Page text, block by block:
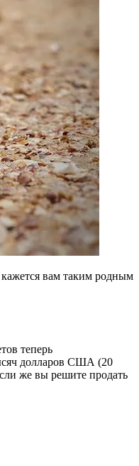
вам таким родным
теперь
долларов США (20
же вы решите продать